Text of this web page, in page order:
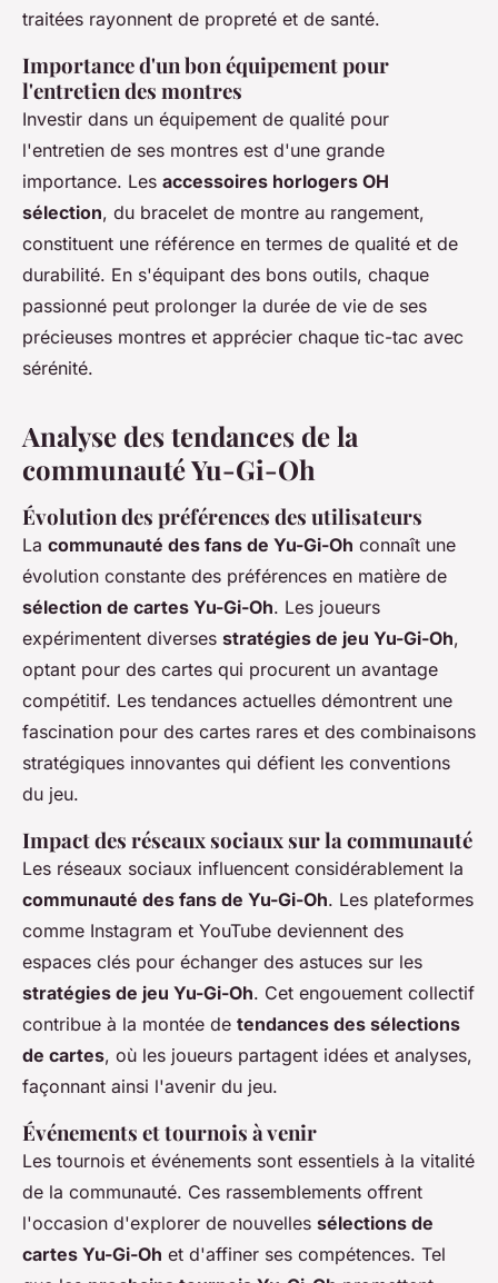
traitées rayonnent de propreté et de santé.
Importance d'un bon équipement pour
l'entretien des montres
Investir dans un équipement de qualité pour
l'entretien de ses montres est d'une grande
importance. Les accessoires horlogers OH
sélection, du bracelet de montre au rangement,
constituent une référence en termes de qualité et de
durabilité. En s'équipant des bons outils, chaque
passionné peut prolonger la durée de vie de ses
précieuses montres et apprécier chaque tic-tac avec
sérénité.
Analyse des tendances de la
communauté Yu-Gi-Oh
Évolution des préférences des utilisateurs
La communauté des fans de Yu-Gi-Oh connaît une
évolution constante des préférences en matière de
sélection de cartes Yu-Gi-Oh. Les joueurs
expérimentent diverses stratégies de jeu Yu-Gi-Oh,
optant pour des cartes qui procurent un avantage
compétitif. Les tendances actuelles démontrent une
fascination pour des cartes rares et des combinaisons
stratégiques innovantes qui défient les conventions
du jeu.
Impact des réseaux sociaux sur la communauté
Les réseaux sociaux influencent considérablement la
communauté des fans de Yu-Gi-Oh. Les plateformes
comme Instagram et YouTube deviennent des
espaces clés pour échanger des astuces sur les
stratégies de jeu Yu-Gi-Oh. Cet engouement collectif
contribue à la montée de tendances des sélections
de cartes, où les joueurs partagent idées et analyses,
façonnant ainsi l'avenir du jeu.
Événements et tournois à venir
Les tournois et événements sont essentiels à la vitalité
de la communauté. Ces rassemblements offrent
l'occasion d'explorer de nouvelles sélections de
cartes Yu-Gi-Oh et d'affiner ses compétences. Tel